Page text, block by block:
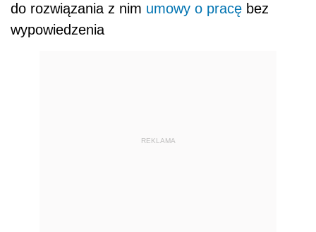
do rozwiązania z nim umowy o pracę bez
wypowiedzenia
REKLAMA